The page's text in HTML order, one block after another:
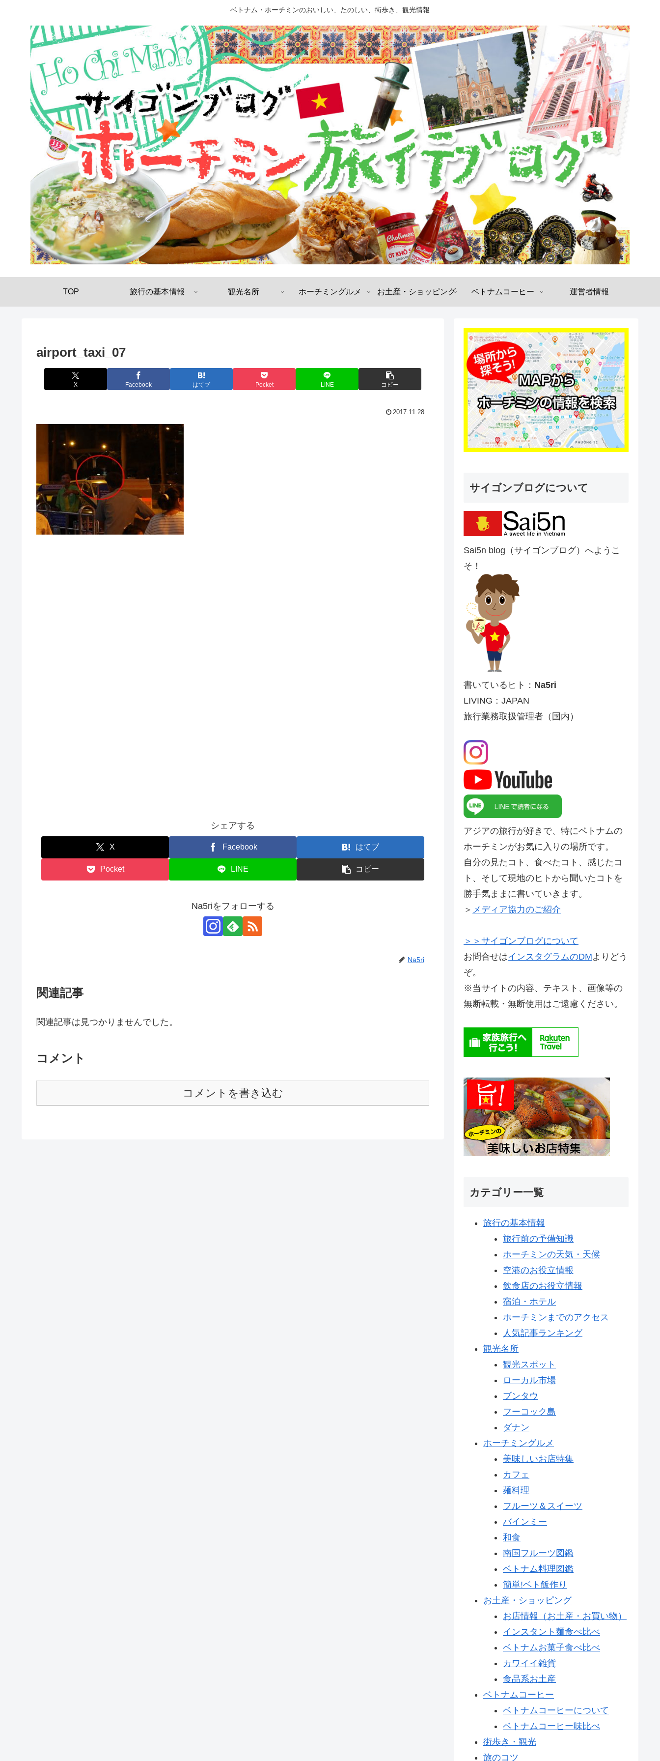
ベトナム・ホーチミンのおいしい、たのしい、街歩き、観光情報
TOP 旅行の基本情報 観光名所 ホーチミングルメ お土産・ショッピング ベトナムコーヒー 運営者情報
airport_taxi_07
X Facebook はてブ Pocket LINE コピー
2017.11.28
シェアする
X Facebook はてブ
Pocket LINE コピー
Na5riをフォローする
Na5ri
関連記事
関連記事は見つかりませんでした。
コメント
コメントを書き込む
サイゴンブログについて
Sai5n blog（サイゴンブログ）へようこ
そ！
書いているヒト： Na5ri
LIVING：JAPAN
旅行業務取扱管理者（国内）
アジアの旅行が好きで、特にベトナムの
ホーチミンがお気に入りの場所です。
自分の見たコト、食べたコト、感じたコ
ト、そして現地のヒトから聞いたコトを
勝手気ままに書いていきます。
＞ メディア協力のご紹介
＞＞サイゴンブログについて
お問合せはインスタグラムのDMよりどう
ぞ。
※当サイトの内容、テキスト、画像等の
無断転載・無断使用はご遠慮ください。
カテゴリー一覧
旅行の基本情報
旅行前の予備知識
ホーチミンの天気・天候
空港のお役立情報
飲食店のお役立情報
宿泊・ホテル
ホーチミンまでのアクセス
人気記事ランキング
観光名所
観光スポット
ローカル市場
ブンタウ
フーコック島
ダナン
ホーチミングルメ
美味しいお店特集
カフェ
麺料理
フルーツ＆スイーツ
バインミー
和食
南国フルーツ図鑑
ベトナム料理図鑑
簡単!ベト飯作り
お土産・ショッピング
お店情報（お土産・お買い物）
インスタント麺食べ比べ
ベトナムお菓子食べ比べ
カワイイ雑貨
食品系お土産
ベトナムコーヒー
ベトナムコーヒーについて
ベトナムコーヒー味比べ
街歩き・観光
旅のコツ